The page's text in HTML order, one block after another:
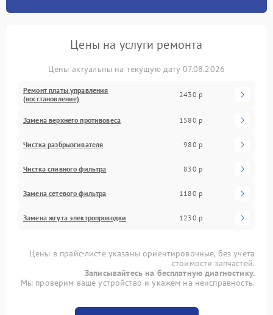
Цены на услуги ремонта
Цены актуальны на текущую дату 07.08.2026
Ремонт платы управления
(восстановление)
2430 р
Замена верхнего противовеса 1580 р
Чистка разбрызгивателя 980 р
Чистка сливного фильтра 830 р
Замена сетевого фильтра 1180 р
Замена жгута электропроводки 1230 р
Цены в прайс-листе указаны ориентировочные, без учета
стоимости запчастей.
Записывайтесь на бесплатную диагностику.
Мы проверим ваше устройство и укажем на неисправность.